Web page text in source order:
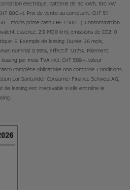
électrique, batterie de 50 kWh, 100 kW
800.–). Prix de vente au comptant: CHF 51
moins prime cash CHF 1 500.–). Consommation
essence: 2.9 l/100 km), émissions de CO2: 0
E. Exemple de leasing: Durée: 36 mois,
nominal: 0.99%, effectif: 1,07%. Paiement
par mois TVA incl.: CHF 589.–, valeur
complète obligatoire non comprise. Conditions
par Santander Consumer Finance Schweiz AG,
de leasing est irrecevable si elle entraîne le